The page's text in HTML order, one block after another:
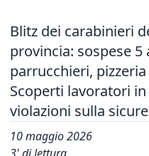
Blitz dei carabinieri
provincia: sospese
parrucchieri,
Scoperti lavoratori
violazioni sulla
10 maggio 2026